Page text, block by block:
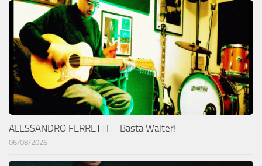
ALESSANDRO FERRETTI – Basta Walter!
06/08/2026